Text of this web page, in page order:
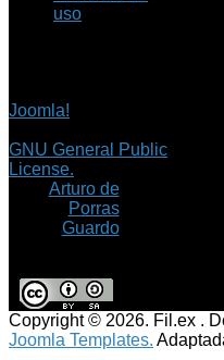
uso
Joomla!
GNU General Public
License.
Arturo de
Porras
Guardo
Copyright © 2026. Fil.ex .
Joomla Templates.